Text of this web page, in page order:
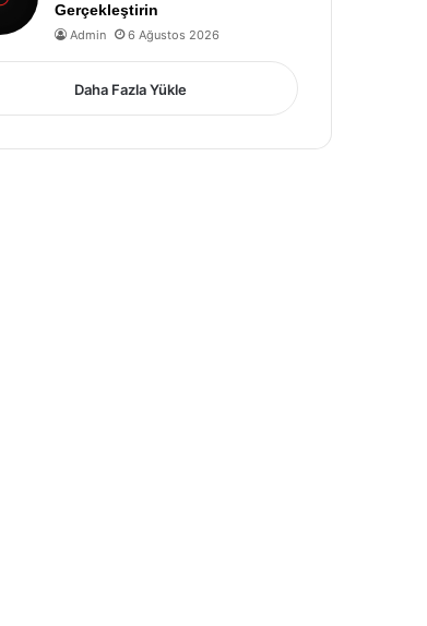
Gerçekleştirin
Admin 6 Ağustos 2026
Daha Fazla Yükle